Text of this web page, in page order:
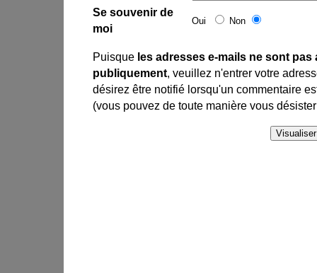
Se souvenir de
moi
Oui Non
Puisque les adresses e-mails ne sont pas
publiquement, veuillez n'entrer votre
désirez être notifié lorsqu'un commentaire
(vous pouvez de toute manière vous